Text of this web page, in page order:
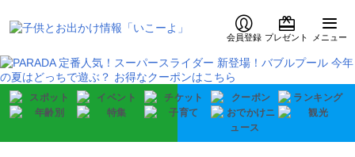
会員登録 プレゼント メニュー